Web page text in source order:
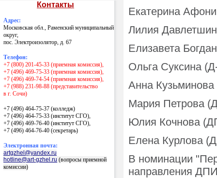
Контакты
Адрес:
Московская обл., Раменский муниципальный
округ,
пос. Электроизолятор, д. 67
Телефон:
+7 (800) 201-45-33 (приемная комиссия),
+7 (496) 469-75-33 (приемная комиссия),
+7 (496) 469-74-54 (приемная комиссия),
+7 (988) 231-98-88 (представительство
в г. Сочи)
+7 (496) 464-75-37 (колледж)
+7 (496) 464-75-33 (институт СГО),
+7 (496) 469-76-40 (институт СГО),
+7 (496) 464-76-40 (секретарь)
Электронная почта:
artgzhel@yandex.ru
hotline@art-gzhel.ru (вопросы приемной
комиссии)
Екатерина
Лилия
Елизавета
Ольга Суксина
Анна
Мария Петрова
Юлия Кочнова
Елена Курлова
В номинации
направления